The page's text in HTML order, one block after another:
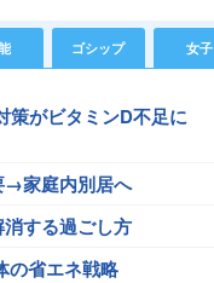
ゴシップ 女子
策がビタミンD不足に
→家庭内別居へ
する過ごし方
の省エネ戦略